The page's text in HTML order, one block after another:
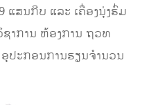
ສນກີບ ແລະ ເຄື່ອງນຸ່ງຮົ່ມ
າການ ຫ້ອງການ ຖວທ
ປະກອນການຮຽນຈໍານວນ